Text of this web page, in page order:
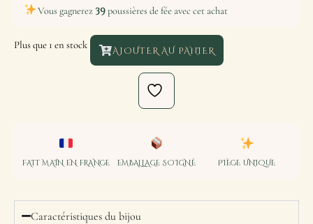
Vous gagnerez 39poussières de fée avec cet achat
Plus que 1 en stock AJOUTER AU PANIER
FAIT MAIN EN FRANCE EMBALLAGE SOIGNÉ PIÈCE UNIQUE
Caractéristiques du bijou